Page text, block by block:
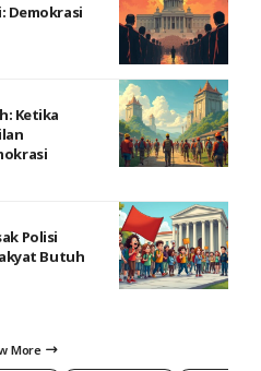
Demokrasi
Ketika
Polisi
Butuh
More